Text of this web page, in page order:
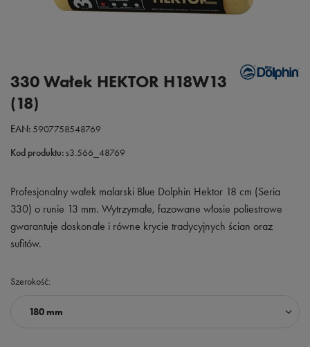
330 Wałek HEKTOR H18W13
(18)
EAN:5907758548769
Kod produktu: s3.566_48769
Profesjonalny wałek malarski Blue Dolphin Hektor 18 cm (Seria
330) o runie 13 mm. Wytrzymałe, fazowane włosie poliestrowe
gwarantuje doskonałe i równe krycie tradycyjnych ścian oraz
sufitów.
Szerokość
180 mm